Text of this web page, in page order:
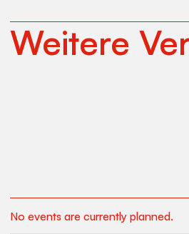
Weitere
No events are currently planned.